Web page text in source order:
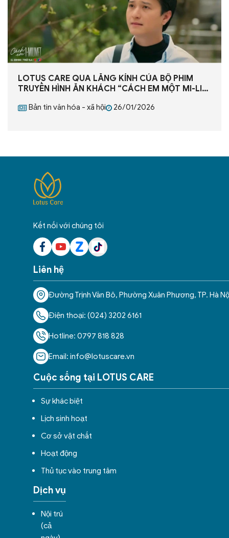
LOTUS CARE QUA LĂNG KÍNH CỦA BỘ PHIM
TRUYỀN HÌNH ĂN KHÁCH “CÁCH EM MỘT MI-LI-
Bản tin văn hóa - xã hội 26/01/2026
Kết nối với chúng tôi
Liên hệ
Đường Trịnh Văn Bô, Phường Xuân Phương, TP. Hà
Điện thoại: (024) 3202 6161
Hotline: 0797 818 828
Email: info@lotuscare.vn
Cuộc sống tại LOTUS CARE
Sự khác biệt
Lịch sinh hoạt
Cơ sở vật chất
Hoạt động
Thủ tục vào trung tâm
Dịch vụ
Nội trú
(cả